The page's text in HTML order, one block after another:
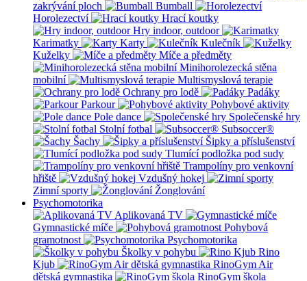
zakrývání ploch
Bumball
Horolezectví
Hrací koutky
Hry indoor, outdoor
Karimatky
Karty
Kulečník
Kuželky
Míče a předměty
Minihorolezecká stěna
mobilní
Multismyslová terapie
Ochrany pro lodě
Padáky
Parkour
Pohybové aktivity
Pole dance
Společenské hry
Stolní fotbal
Subsoccer®
Šachy
Šipky a příslušenství
Tlumící podložka pod sudy
Trampolíny pro venkovní
hřiště
Vzdušný hokej
Zimní sporty
Žonglování
Psychomotorika
Aplikovaná TV
Gymnastické míče
Pohybová
gramotnost
Psychomotorika
Školky v pohybu
Rino
Kjub
RinoGym Air
dětská gymnastika
RinoGym škola